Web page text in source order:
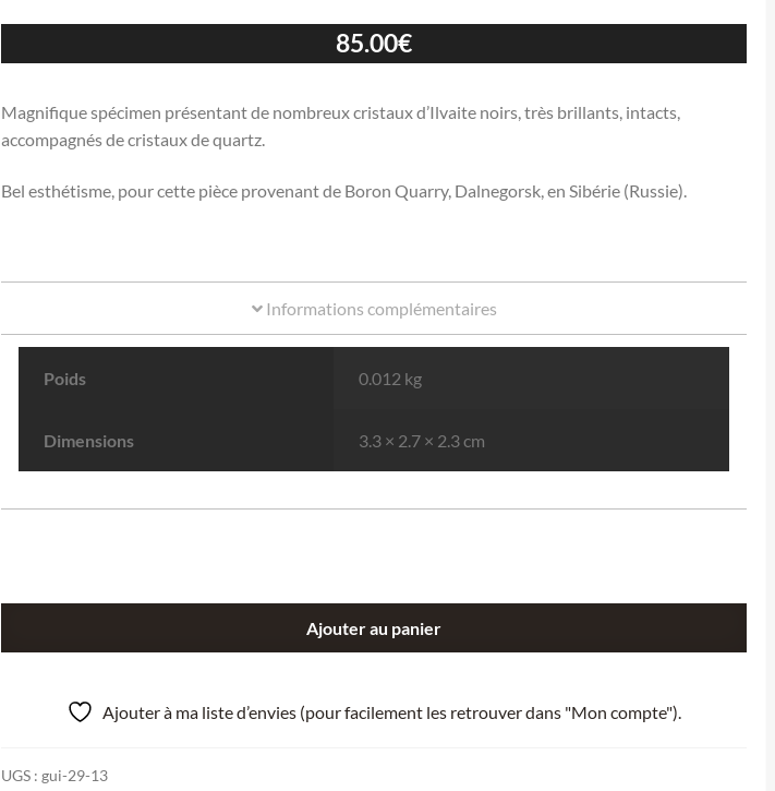
85.00€
Magnifique spécimen présentant de nombreux cristaux d’Ilvaite noirs, très brillants, intacts,
accompagnés de cristaux de quartz.
Bel esthétisme, pour cette pièce provenant de Boron Quarry, Dalnegorsk, en Sibérie (Russie).
Informations complémentaires
Poids 0.012 kg
Dimensions 3.3 × 2.7 × 2.3 cm
Quarry,
Ajouter au panier
Ajouter à ma liste d’envies (pour facilement les retrouver dans "Mon compte").
UGS : gui-29-13